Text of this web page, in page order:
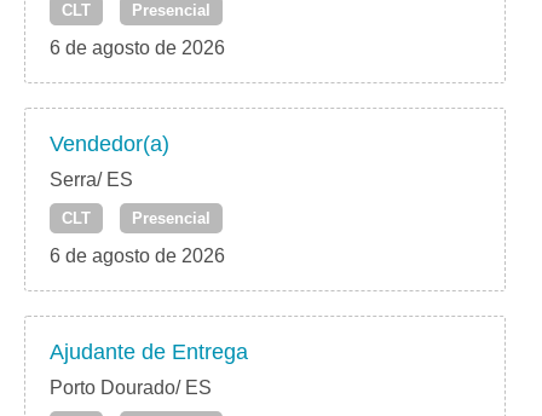
CLT Presencial
6 de agosto de 2026
Vendedor(a)
Serra/ ES
CLT Presencial
6 de agosto de 2026
Ajudante de Entrega
Porto Dourado/ ES